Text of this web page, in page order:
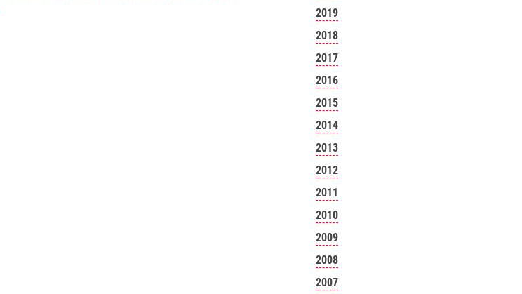
2019
2018
2017
2016
2015
2014
2013
2012
2011
2010
2009
2008
2007